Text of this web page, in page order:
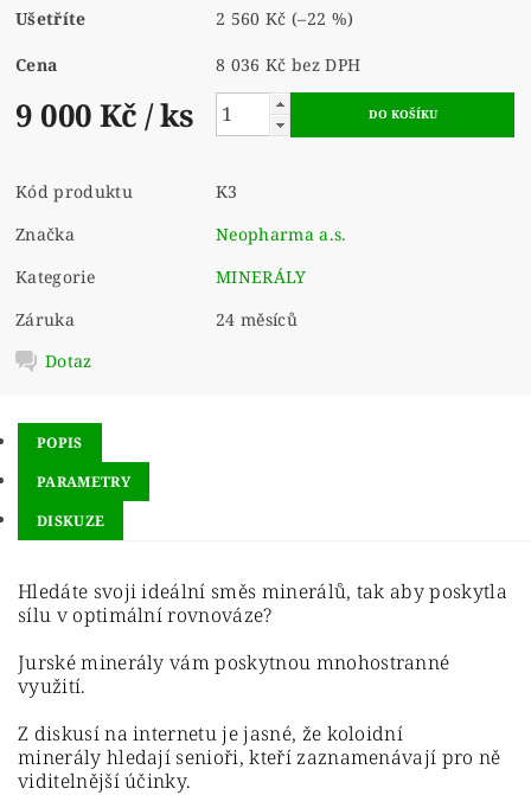
Ušetříte 2 560 Kč (–22 %)
Cena 8 036 Kč bez DPH
9 000 Kč / ks
Kód produktu
K3
Značka
Neopharma a.s.
Kategorie
MINERÁLY
Záruka
24 měsíců
Dotaz
POPIS
PARAMETRY
DISKUZE
Hledáte svoji ideální směs minerálů, tak aby poskytla
sílu v optimální rovnováze?
Jurské minerály vám poskytnou mnohostranné
využití.
Z diskusí na internetu je jasné, že koloidní
minerály hledají senioři, kteří zaznamenávají pro ně
viditelnější účinky.